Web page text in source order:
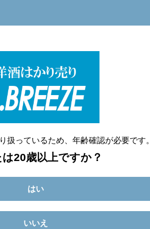
扱っているため、年齢確認が必要です
20歳以上ですか？
はい
いいえ
量り売り専門店
酒の販売は致しません。